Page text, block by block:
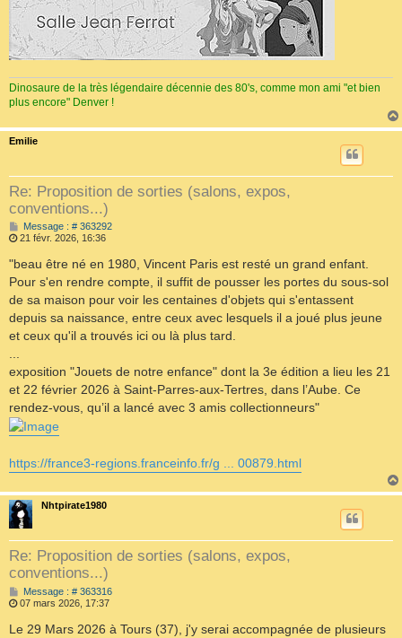
Dinosaure de la très légendaire décennie des 80's, comme mon ami "et bien
plus encore" Denver !
Emilie
Re: Proposition de sorties (salons, expos,
conventions...)
Message : # 363292M
s
g
e
21 févr. 2026, 16:36
"beau être né en 1980, Vincent Paris est resté un grand enfant.
Pour s'en rendre compte, il suffit de pousser les portes du sous-sol
de sa maison pour voir les centaines d'objets qui s'entassent
depuis sa naissance, entre ceux avec lesquels il a joué plus jeune
et ceux qu'il a trouvés ici ou là plus tard.
exposition "Jouets de notre enfance" dont la 3e édition a lieu les 21
et 22 février 2026 à Saint-Parres-aux-Tertres, dans l’Aube. Ce
rendez-vous, qu’il a lancé avec 3 amis collectionneurs"
https://france3-regions.franceinfo.fr/g ... 00879.html
Nhtpirate1980
Re: Proposition de sorties (salons, expos,
conventions...)
Message : # 363316M
s
07 mars 2026, 17:37
Le 29 Mars 2026 à Tours (37), j'y serai accompagnée de plusieurs